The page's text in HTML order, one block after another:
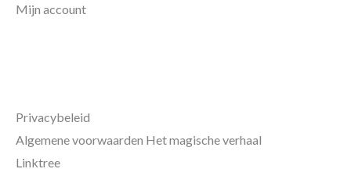
Mijn account
Privacybeleid
Algemene voorwaarden Het magische verhaal
Linktree